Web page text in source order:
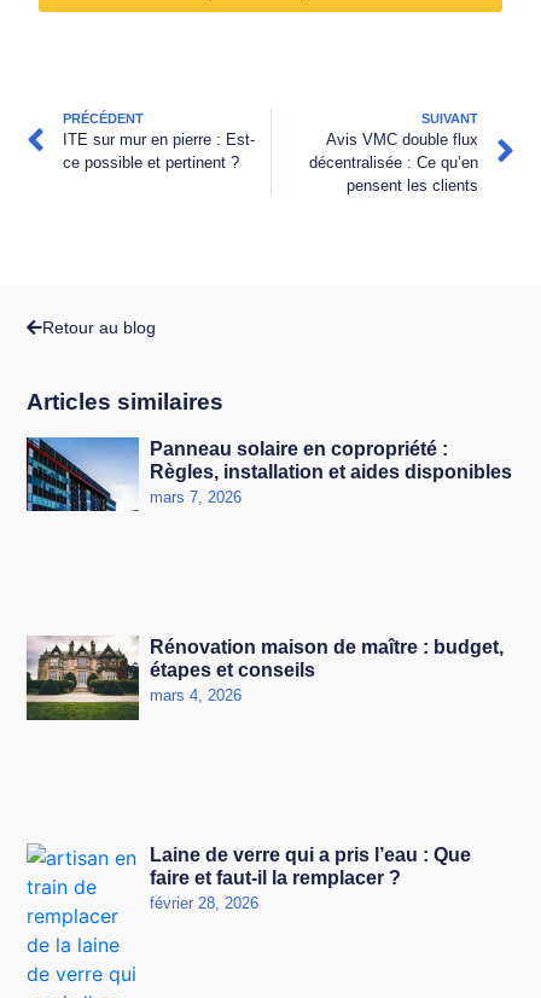
Retour au blog
Articles similaires
Panneau solaire en copropriété :
Règles, installation et aides disponibles
mars 7, 2026
Rénovation maison de maître : budget,
étapes et conseils
mars 4, 2026
Laine de verre qui a pris l’eau : Que
faire et faut-il la remplacer ?
février 28, 2026
PRÉCÉDENT
ITE sur mur en pierre : Est-
ce possible et pertinent ?
SUIVANT
Avis VMC double flux
décentralisée : Ce qu’en
pensent les clients